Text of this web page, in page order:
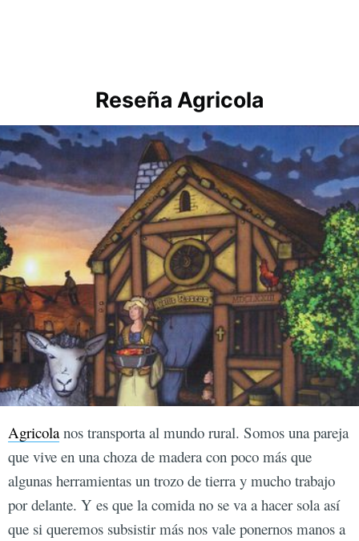
Reseña Agricola
Agricolanos transporta al mundo rural. Somos una pareja
que vive en una choza de madera con poco más que
algunas herramientas un trozo de tierra y mucho trabajo
por delante. Y es que la comida no se va a hacer sola así
que si queremos subsistir más nos vale ponernos manos a